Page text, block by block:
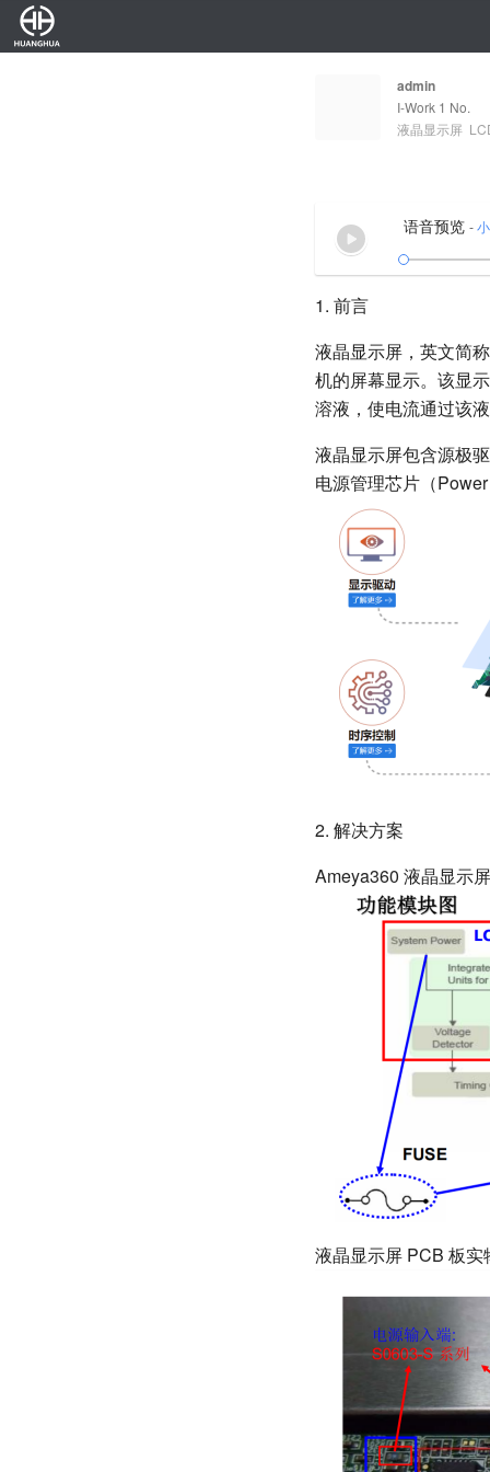
admin
I-Work 1 No.
液晶显示屏
语音预览 -
1. 前言
液晶显示屏，英文简
机的屏幕显示。该显
溶液，使电流通过该
液晶显示屏包含源极
电源管理芯片（
2. 解决方案
Ameya360 液晶显示
液晶显示屏 PCB 板实